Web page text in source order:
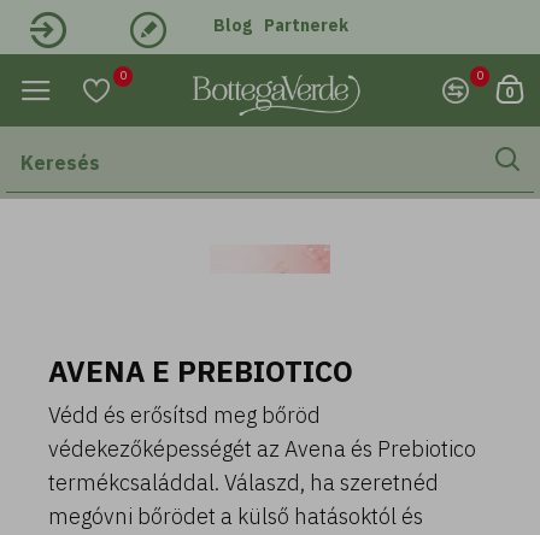
Belépés Regisztráció
Blog Partnerek
0 0
0
AVENA E PREBIOTICO
Védd és erősítsd meg bőröd
védekezőképességét az Avena és Prebiotico
termékcsaláddal. Válaszd, ha szeretnéd
megóvni bőrödet a külső hatásoktól és